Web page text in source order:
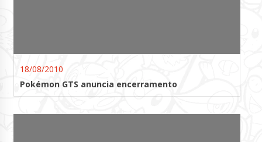
18/08/2010
Pokémon GTS anuncia encerramento